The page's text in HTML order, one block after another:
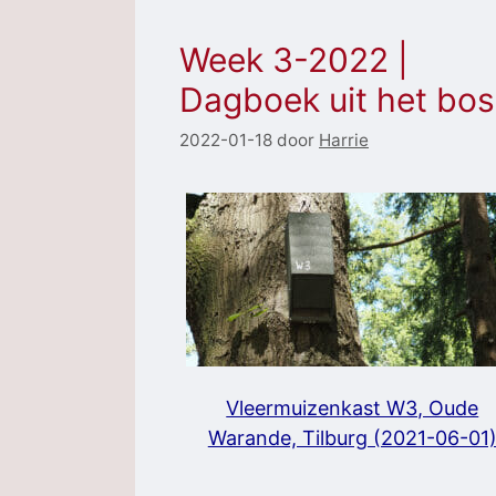
Week 3-2022 |
Dagboek uit het bos
2022-01-18 door Harrie
Vleermuizenkast W3, Oude
Warande, Tilburg (2021-06-01)